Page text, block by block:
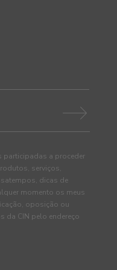
participadas a proceder
serviços,
dicas de
momento os meus
oposição ou
da CIN pelo endereço